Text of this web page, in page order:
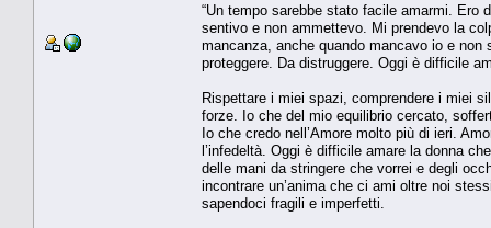
“Un tempo sarebbe stato facile amarmi.
sentivo e non ammettevo. Mi prendevo la
mancanza, anche quando mancavo io e
proteggere. Da distruggere. Oggi è difficile
Rispettare i miei spazi, comprendere i miei
forze. Io che del mio equilibrio cercato,
Io che credo nell’Amore molto più di ieri.
l’infedeltà. Oggi è difficile amare la donna
delle mani da stringere che vorrei e degli
incontrare un’anima che ci ami oltre noi
sapendoci fragili e imperfetti.